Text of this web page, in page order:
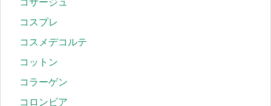
コサージュ
コスプレ
コスメデコルテ
コットン
コラーゲン
コロンビア